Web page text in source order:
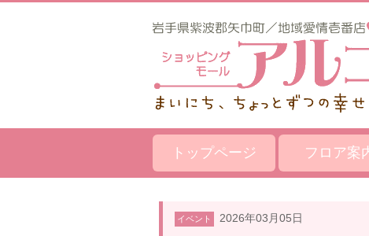
トップページ フロア案
イベント 2026年03月05日